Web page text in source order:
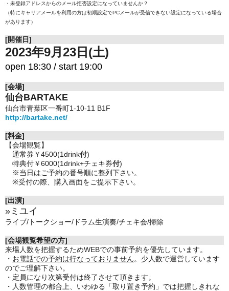
・未登録アドレスからのメール拒否設定になっていませんか？
（特にキャリアメールを利用の方は初期設定でPCメールが受信できない設定になっている場合
があります）
[開催日]
2023年9月23日(土)
open 18:30 / start 19:00
[会場]
仙台BARTAKE
仙台市青葉区一番町1-10-11 B1F
http://bartake.net/
[料金]
【会場観覧】
通常券￥4500(1drink付)
特典付￥6000(1drink+チェキ券付)
※当日はご予約の番号順に整列下さい。
※受付の際、購入画面をご提示下さい。
[出演]
»ミユイ
ライブ/トークショー/ドラム生演奏/チェキ会/掃除
[会場観覧希望の方]
来場人数を把握するためWEBでの事前予約を優先しています。
・ お電話での予約は行なっておりません。少人数で運営しています
のでご理解下さい。
・定員になり次第受付は終了させて頂きます。
・人数管理の都合上、いわゆる「取り置き予約」では把握しきれな